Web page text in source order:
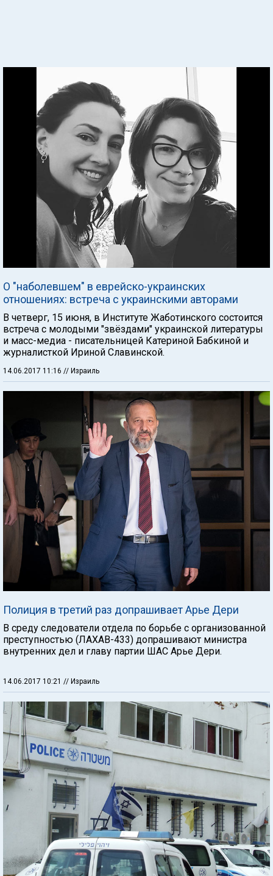
О "наболевшем" в еврейско-украинских
отношениях: встреча с украинскими авторами
В четверг, 15 июня, в Институте Жаботинского состоится
встреча с молодыми "звёздами" украинской литературы
и масс-медиа - писательницей Катериной Бабкиной и
журналисткой Ириной Славинской.
14.06.2017 11:16 // Израиль
Полиция в третий раз допрашивает Арье Дери
В среду следователи отдела по борьбе с организованной
преступностью (ЛАХАВ-433) допрашивают министра
внутренних дел и главу партии ШАС Арье Дери.
14.06.2017 10:21 // Израиль